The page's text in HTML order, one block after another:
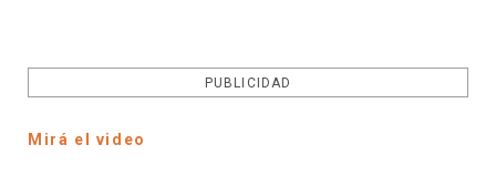
PUBLICIDAD
Mirá el video